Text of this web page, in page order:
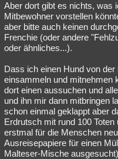
Aber dort gibt es nichts, was
Mitbewohner vorstellen
aber bitte auch keinen
Frenchie (oder andere
oder ähnliches...).
Dass ich einen Hund von
einsammeln und mitnehmen
dort einen aussuchen und
und ihn mir dann mitbringen
schon einmal geklappt aber
Erdrutsch mit rund 100
erstmal für die Menschen
Ausreisepapiere für einen
Malteser-Mische